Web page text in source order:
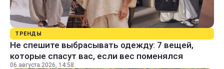
ТРЕНДЫ
Не спешите выбрасывать одежду: 7 вещей,
которые спасут вас, если вес поменялся
06 августа 2026, 14:58